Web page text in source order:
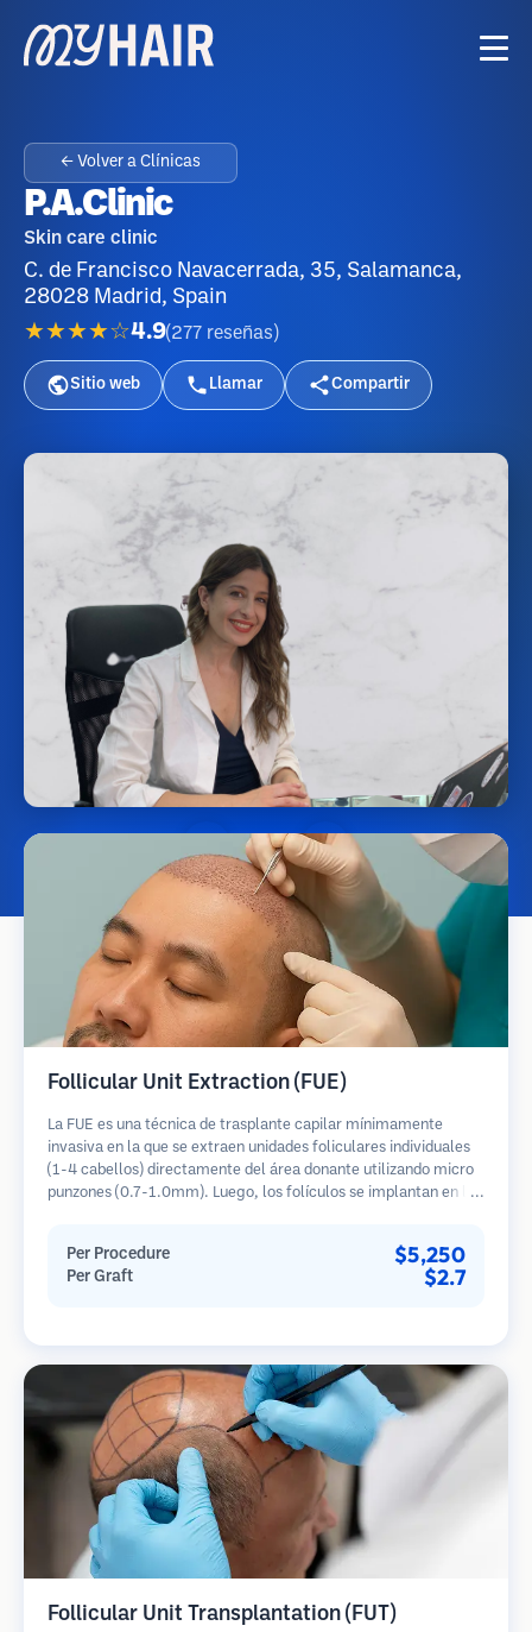
← Volver a Clínicas
P.A.Clinic
Skin care clinic
C. de Francisco Navacerrada, 35, Salamanca,
28028 Madrid, Spain
★★★★☆4.9(277 reseñas )
Sitio web Llamar Compartir
Follicular Unit Extraction (FUE)
La FUE es una técnica de trasplante capilar mínimamente
invasiva en la que se extraen unidades foliculares individuales
(1-4 cabellos) directamente del área donante utilizando micro
punzones (0.7-1.0mm). Luego, los folículos se implantan en las
en comparación con los métodos de extracción de tiras.
Per Procedure $5,250
Per Graft $2.7
Follicular Unit Transplantation (FUT)